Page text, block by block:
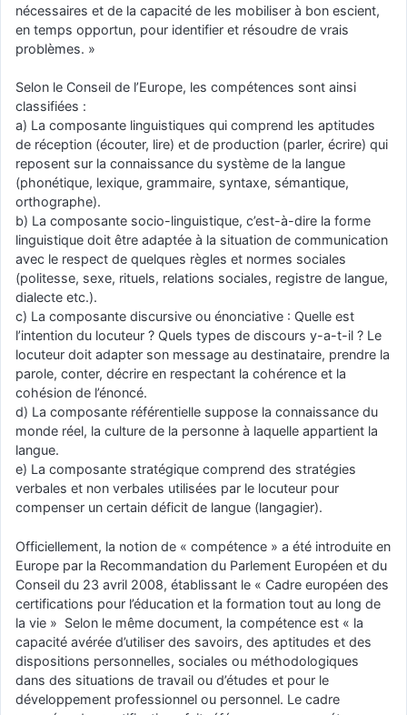
nécessaires et de la capacité de les mobiliser à bon escient,
en temps opportun, pour identifier et résoudre de vrais
problèmes. »
Selon le Conseil de l’Europe, les compétences sont ainsi
classifiées :
a) La composante linguistiques qui comprend les aptitudes
de réception (écouter, lire) et de production (parler, écrire) qui
reposent sur la connaissance du système de la langue
(phonétique, lexique, grammaire, syntaxe, sémantique,
orthographe).
b) La composante socio-linguistique, c’est-à-dire la forme
linguistique doit être adaptée à la situation de communication
avec le respect de quelques règles et normes sociales
(politesse, sexe, rituels, relations sociales, registre de langue,
dialecte etc.).
c) La composante discursive ou énonciative : Quelle est
l’intention du locuteur ? Quels types de discours y-a-t-il ? Le
locuteur doit adapter son message au destinataire, prendre la
parole, conter, décrire en respectant la cohérence et la
cohésion de l’énoncé.
d) La composante référentielle suppose la connaissance du
monde réel, la culture de la personne à laquelle appartient la
langue.
e) La composante stratégique comprend des stratégies
verbales et non verbales utilisées par le locuteur pour
compenser un certain déficit de langue (langagier).
Officiellement, la notion de « compétence » a été introduite en
Europe par la Recommandation du Parlement Européen et du
Conseil du 23 avril 2008, établissant le « Cadre européen des
certifications pour l’éducation et la formation tout au long de
la vie » Selon le même document, la compétence est « la
capacité avérée d’utiliser des savoirs, des aptitudes et des
dispositions personnelles, sociales ou méthodologiques
dans des situations de travail ou d’études et pour le
développement professionnel ou personnel. Le cadre